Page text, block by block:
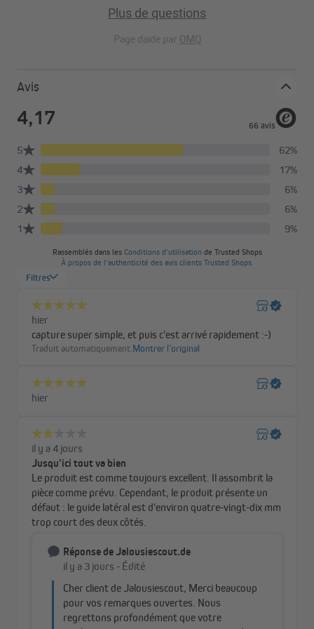
européens les plus exigeants
qui durent dans le temps
Fixation sans perçage : installation ultra‑rapide en
seulement 60 secondes
Fabrication européenne - qualité, durabilité et
Chaque store est fabriqué par des artisans expérimentés, à
partir de matériaux soigneusement sélectionnés et de procédés
respectueux de l’environnement. Vous recevez ainsi un produit
durable, fiable et conçu pour embellir votre intérieur pendant de
longues années, tout en soutenant un savoir‑faire européen
Plus de questions
Page daide par OMQ
Avis